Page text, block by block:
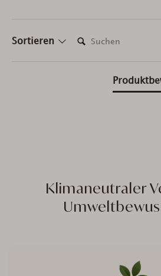
Sortieren
Klimaneutraler